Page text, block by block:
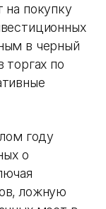
на покупку
в черный
торгах по
году
о
ложную